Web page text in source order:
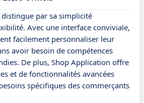
par sa simplicité
Avec une interface conviviale,
facilement personnaliser leur
avoir besoin de compétences
De plus, Shop Application offre
et de fonctionnalités avancées
spécifiques des commerçants